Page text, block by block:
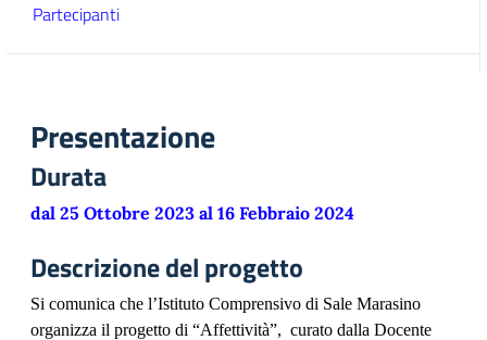
Partecipanti
Presentazione
Durata
dal 25 Ottobre 2023 al 16 Febbraio 2024
Descrizione del progetto
Si comunica che l’Istituto Comprensivo di Sale Marasino
organizza il progetto di “Affettività”, curato dalla Docente